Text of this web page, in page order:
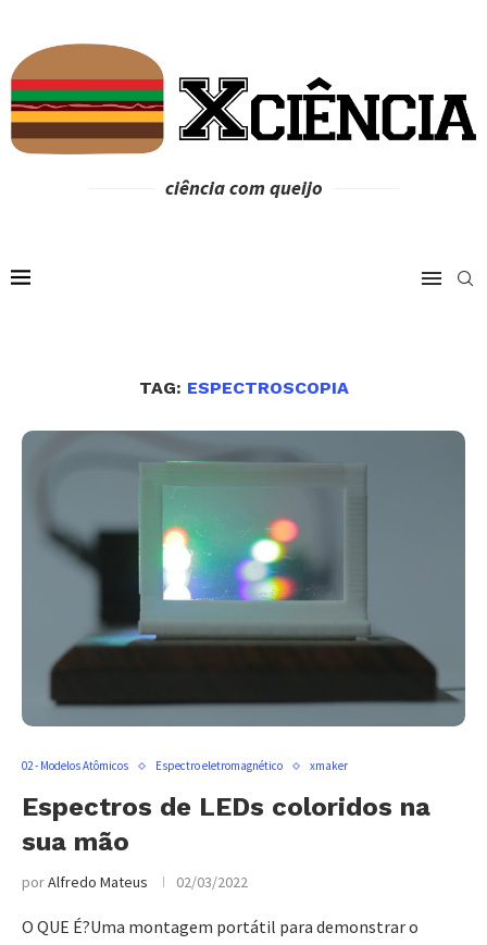
ciência com queijo
TAG: ESPECTROSCOPIA
02 - Modelos Atômicos Espectro eletromagnético xmaker
Espectros de LEDs coloridos na
sua mão
porAlfredo Mateus 02/03/2022
O QUE É?Uma montagem portátil para demonstrar o